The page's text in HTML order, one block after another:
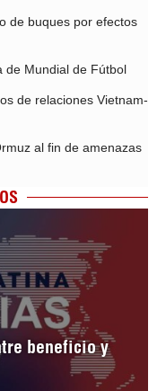
de buques por efectos
de Mundial de Fútbol
de relaciones Vietnam-
al fin de amenazas
beneficio y